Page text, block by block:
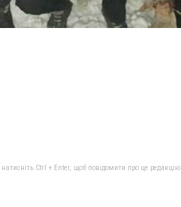
Ctrl + Enter, щоб повідомити про це редакцію